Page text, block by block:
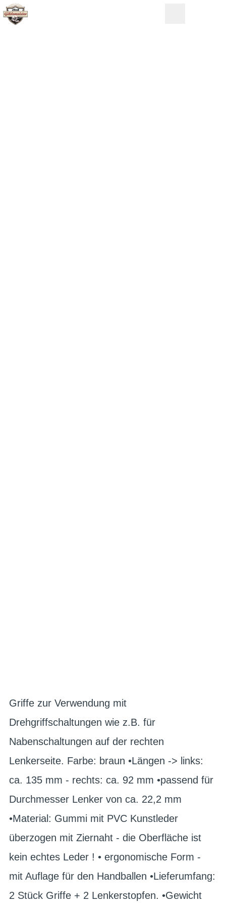
Griffe zur Verwendung mit
Drehgriffschaltungen wie z.B. für
Nabenschaltungen auf der rechten
Lenkerseite. Farbe: braun •Längen -> links:
ca. 135 mm - rechts: ca. 92 mm •passend für
Durchmesser Lenker von ca. 22,2 mm
•Material: Gummi mit PVC Kunstleder
überzogen mit Ziernaht - die Oberfläche ist
kein echtes Leder ! • ergonomische Form -
mit Auflage für den Handballen •Lieferumfang:
2 Stück Griffe + 2 Lenkerstopfen. •Gewicht